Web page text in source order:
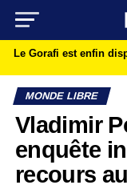
Le Gorafi est enfin
MONDE LIBRE
Vladimir
enquête
recours